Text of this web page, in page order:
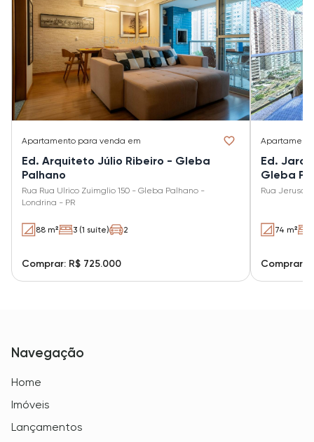
Apartamento para venda em
Ed. Arquiteto Júlio Ribeiro - Gleba
Palhano
Rua Rua Ulrico Zuimglio 150 - Gleba Palhano -
Londrina - PR
88 m² 3 (1 suíte) 2
Comprar: R$ 725.000
Ed.
Gleba
Rua
74 m²
Comprar:
Navegação
Home
Imóveis
Lançamentos